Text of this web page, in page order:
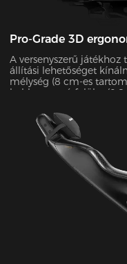
Pro-Grade 3D
A versenyszerű
állítási lehetőséget
mélység (8 cm-es
habbevonatú felület (0,8
kivételes stabilitást